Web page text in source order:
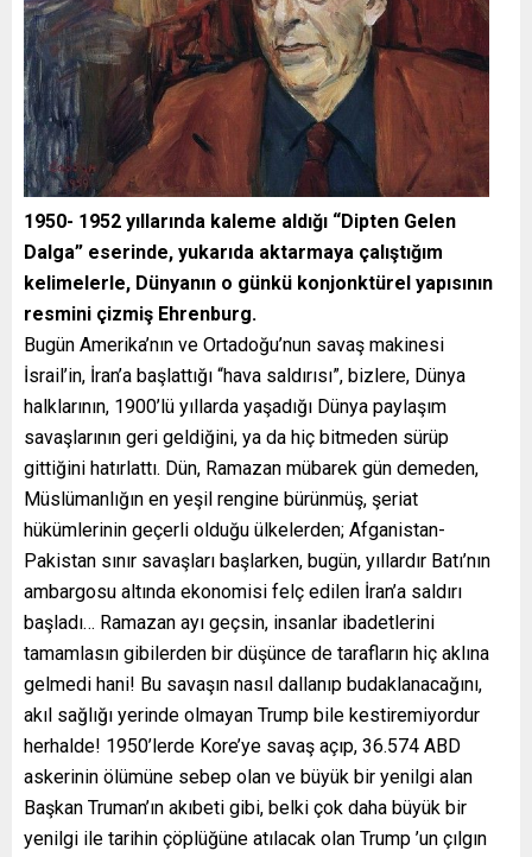
1950- 1952 yıllarında kaleme aldığı “Dipten Gelen
Dalga” eserinde, yukarıda aktarmaya çalıştığım
kelimelerle, Dünyanın o günkü konjonktürel yapısının
resmini çizmiş Ehrenburg.
Bugün Amerika’nın ve Ortadoğu’nun savaş makinesi
İsrail’in, İran’a başlattığı “hava saldırısı”, bizlere, Dünya
halklarının, 1900’lü yıllarda yaşadığı Dünya paylaşım
savaşlarının geri geldiğini, ya da hiç bitmeden sürüp
gittiğini hatırlattı. Dün, Ramazan mübarek gün demeden,
Müslümanlığın en yeşil rengine bürünmüş, şeriat
hükümlerinin geçerli olduğu ülkelerden; Afganistan-
Pakistan sınır savaşları başlarken, bugün, yıllardır Batı’nın
ambargosu altında ekonomisi felç edilen İran’a saldırı
başladı… Ramazan ayı geçsin, insanlar ibadetlerini
tamamlasın gibilerden bir düşünce de tarafların hiç aklına
gelmedi hani! Bu savaşın nasıl dallanıp budaklanacağını,
akıl sağlığı yerinde olmayan Trump bile kestiremiyordur
herhalde! 1950’lerde Kore’ye savaş açıp, 36.574 ABD
askerinin ölümüne sebep olan ve büyük bir yenilgi alan
Başkan Truman’ın akıbeti gibi, belki çok daha büyük bir
yenilgi ile tarihin çöplüğüne atılacak olan Trump ’un çılgın